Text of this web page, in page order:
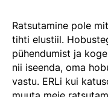
ERA SA
Noortespordi
HOBUSTE HEAOLU
Koolitused
Estonian Dressage
Mänedžer Ja
Välisvõistlustel
KONTROLLI EOK
Ratsutamine pole
tihti elustiil.
pühendumist ja
nii iseenda, oma
vastu. ERLi kui